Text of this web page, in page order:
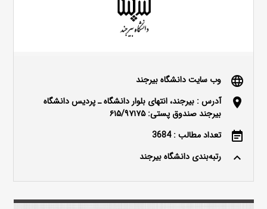
language وب سایت دانشگاه بیرجند
location_on
آدرس : بیرجند، انتهای بلوار دانشگاه ـ پردیس دانشگاه
بیرجند صندوق پستی: ۶۱۵/۹۷۱۷۵
event_note تعداد مطالب : 3684
keyboard_arrow_up رتبه‌بندی دانشگاه بیرجند